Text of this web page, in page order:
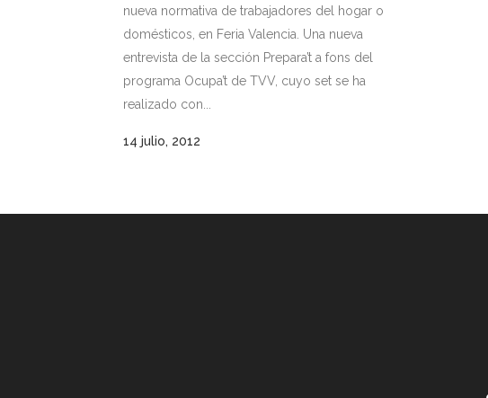
nueva normativa de trabajadores del hogar o
domésticos, en Feria Valencia. Una nueva
entrevista de la sección Prepara’t a fons del
programa Ocupa’t de TVV, cuyo set se ha
realizado con...
14 julio, 2012